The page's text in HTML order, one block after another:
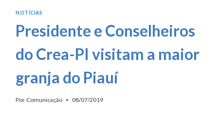
NOTÍCIAS
Presidente e Conselheiros
do Crea-PI visitam a maior
granja do Piauí
Por Comunicação 08/07/2019